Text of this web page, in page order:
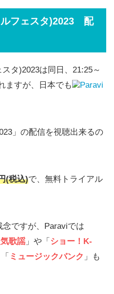
ルフェスタ)2023 配
タ)2023は同日、21:25～
ますが、日本でも
Paravi
」の配信を視聴出来るの
(税込)で、無料トライアル
ですが、Paraviでは
歌謡 」や「 ショー！K-
ミュージックバンク 」も